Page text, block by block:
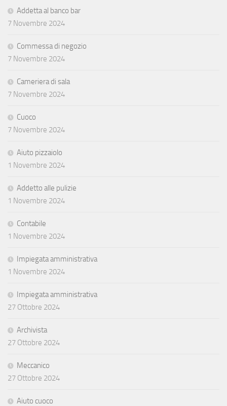
Addetta al banco bar
7 Novembre 2024
Commessa di negozio
7 Novembre 2024
Cameriera di sala
7 Novembre 2024
Cuoco
7 Novembre 2024
Aiuto pizzaiolo
1 Novembre 2024
Addetto alle pulizie
1 Novembre 2024
Contabile
1 Novembre 2024
Impiegata amministrativa
1 Novembre 2024
Impiegata amministrativa
27 Ottobre 2024
Archivista
27 Ottobre 2024
Meccanico
27 Ottobre 2024
Aiuto cuoco